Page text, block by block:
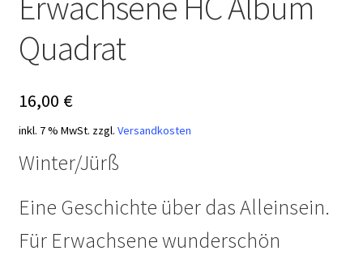
Quadrat
16,00 €
inkl. 7 % MwSt. zzgl. Versandkosten
Winter/Jürß
Eine Geschichte über das Alleinsein.
Für Erwachsene wunderschön